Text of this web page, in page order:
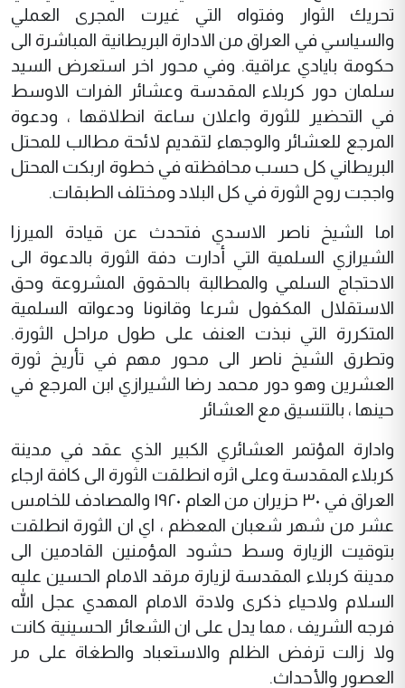
تحريك الثوار وفتواه التي غيرت المجرى العملي
والسياسي في العراق من الادارة البريطانية المباشرة الى
حكومة بايادي عراقية. وفي محور اخر استعرض السيد
سلمان دور كربلاء المقدسة وعشائر الفرات الاوسط
في التحضير للثورة واعلان ساعة انطلاقها ، ودعوة
المرجع للعشائر والوجهاء لتقديم لائحة مطالب للمحتل
البريطاني كل حسب محافظته في خطوة اربكت المحتل
واججت روح الثورة في كل البلاد ومختلف الطبقات.
اما الشيخ ناصر الاسدي فتحدث عن قيادة الميرزا
الشيرازي السلمية التي أدارت دفة الثورة بالدعوة الى
الاحتجاج السلمي والمطالبة بالحقوق المشروعة وحق
الاستقلال المكفول شرعا وقانونا ودعواته السلمية
المتكررة التي نبذت العنف على طول مراحل الثورة.
وتطرق الشيخ ناصر الى محور مهم في تأريخ ثورة
العشرين وهو دور محمد رضا الشيرازي ابن المرجع في
حينها ، بالتنسيق مع العشائر
وادارة المؤتمر العشائري الكبير الذي عقد في مدينة
كربلاء المقدسة وعلى اثره انطلقت الثورة الى كافة ارجاء
العراق في ٣٠ حزيران من العام ١٩٢٠ والمصادف للخامس
عشر من شهر شعبان المعظم ، اي ان الثورة انطلقت
بتوقيت الزيارة وسط حشود المؤمنين القادمين الى
مدينة كربلاء المقدسة لزيارة مرقد الامام الحسين عليه
السلام ولاحياء ذكرى ولادة الامام المهدي عجل الله
فرجه الشريف ، مما يدل على ان الشعائر الحسينية كانت
ولا زالت ترفض الظلم والاستعباد والطغاة على مر
العصور والأحداث.